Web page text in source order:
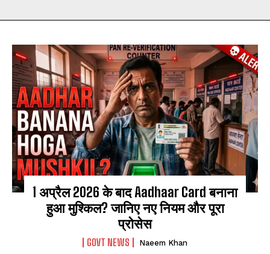
1 अप्रैल 2026 के बाद Aadhaar Card बनाना
हुआ मुश्किल? जानिए नए नियम और पूरा
प्रोसेस
GOVT NEWS Naeem Khan